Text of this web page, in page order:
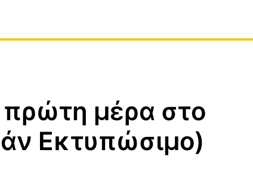
πρώτη μέρα στο
Εκτυπώσιμο)